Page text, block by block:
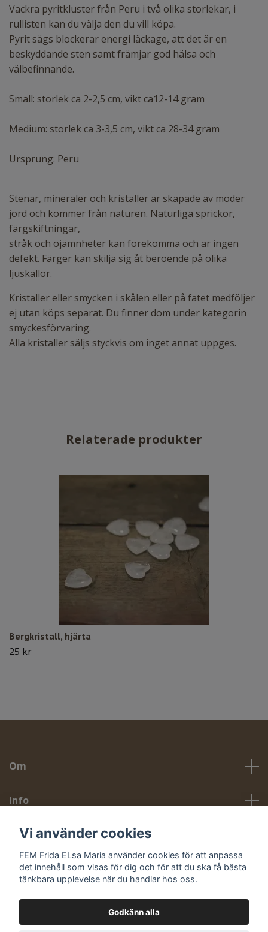
Vackra pyritkluster från Peru i två olika storlekar, i
rullisten kan du välja den du vill köpa.
Pyrit sägs blockerar energi läckage, att det är en
beskyddande sten samt främjar god hälsa och
välbefinnande.
Small: storlek ca 2-2,5 cm, vikt ca12-14 gram
Medium: storlek ca 3-3,5 cm, vikt ca 28-34 gram
Ursprung: Peru
Stenar, mineraler och kristaller är skapade av moder
jord och kommer från naturen. Naturliga sprickor,
färgskiftningar,
stråk och ojämnheter kan förekomma och är ingen
defekt. Färger kan skilja sig åt beroende på olika
ljuskällor.
Kristaller eller smycken i skålen eller på fatet medföljer
ej utan köps separat. Du finner dom under kategorin
smyckesförvaring.
Alla kristaller säljs styckvis om inget annat uppges.
Bergkristall, hjärta
25 kr
Om
Info
Sociala medier
Vi använder cookies
FEM Frida ELsa Maria använder cookies för att anpassa
det innehåll som visas för dig och för att du ska få bästa
tänkbara upplevelse när du handlar hos oss.
Godkänn alla